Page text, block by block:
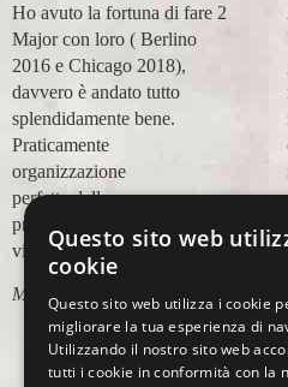
Ho avuto la fortuna di fare 2
Major con loro ( Berlino
2016 e Chicago 2018),
davvero è andato tutto
splendidamente bene.
Praticamente
organizzazione
perfetta,dalla
prenotazione,mesi prima,al
viaggio.
Marco Ceseri
Questo sito web
cookie
Questo sito web utilizza i cookie
migliorare la tua esperienza di
Utilizzando il nostro sito web
tutti i cookie in conformità con la